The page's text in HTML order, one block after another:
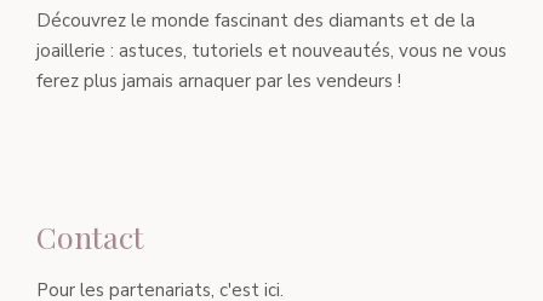
Découvrez le monde fascinant des diamants et de la
joaillerie : astuces, tutoriels et nouveautés, vous ne vous
ferez plus jamais arnaquer par les vendeurs !
Contact
Pour les partenariats, c'est ici.